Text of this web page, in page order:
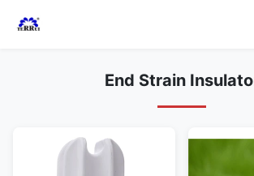
End Strain